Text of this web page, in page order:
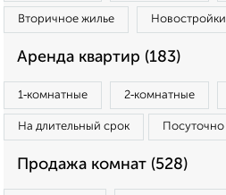
Вторичное жилье Новостройки
Аренда квартир (183)
1‑комнатные 2‑комнатные
На длительный срок Посуточно
Продажа комнат (528)